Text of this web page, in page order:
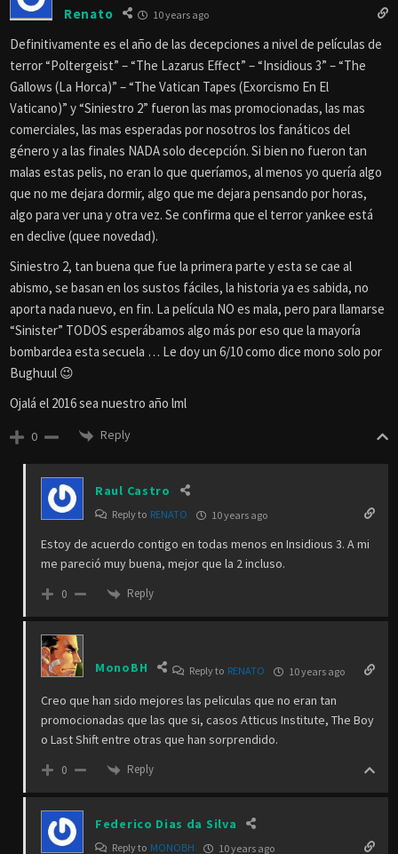
Renato 10 years ago
Definitivamente es el año de las decepciones a nivel de películas de
terror “Poltergeist” – “The Lazarus Effect” – “Insidious 3” – “The
Gallows (La Horca)” – “The Vatican Tapes (Exorcismo En El
Vaticano)” y “Siniestro 2” fueron las mas promocionadas, las mas
comerciales, las mas esperadas por nosotros los fanáticos del
género y a las finales NADA solo decepción. Si bien no fueron tan
malas estas pelis, no eran lo que queríamos, al menos yo quería algo
que no me dejara dormir, algo que me dejara pensando por horas,
algo para ver una y otra vez. Se confirma que el terror yankee está
en declive (quee novedad).
Siniestro 2, tan buena que fue la primera parte y esta se cae al
abismo, se basan en los sustos fáciles, la historia ya es sabida, no
aporta nada nuevo, en fin. La película NO es mala, pero para llamarse
“Sinister” TODOS esperábamos algo más por eso que la mayoría
bombardea esta secuela … Le doy un 6/10 como dice mono solo por
Bughuul 😉
Ojalá el 2016 sea nuestro año lml
0 Reply
Raul Castro
Reply to RENATO 10 years ago
Estoy de acuerdo contigo en todas menos en Insidious 3. A mi
me pareció muy buena, mejor que la 2 incluso.
0 Reply
MonoBH Reply to RENATO 10 years ago
Creo que han sido mejores las peliculas que no eran tan
promocionadas que las que si, casos Atticus Institute, The Boy
o Last Shift entre otras que han sorprendido.
0 Reply
Federico Dias da Silva
Reply to MONOBH 10 years ago